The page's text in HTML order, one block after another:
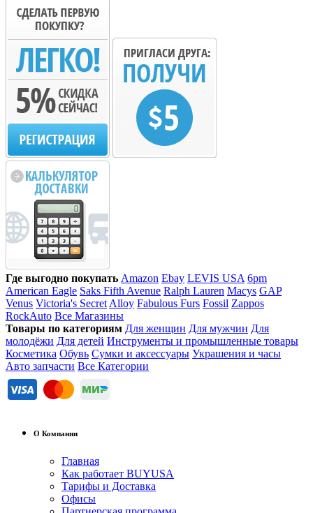
Где выгодно покупать Amazon Ebay LEVIS USA 6pm
American Eagle Saks Fifth Avenue Ralph Lauren Macys GAP
Venus Victoria's Secret Alloy Fabulous Furs Fossil Zappos
RockAuto Все Магазины
Товары по категориям Для женщин Для мужчин Для
молодёжи Для детей Инструменты и промышленные товары
Косметика Обувь Сумки и аксессуары Украшения и часы
Авто запчасти Все Категории
О Компании
Главная
Как работает BUYUSA
Тарифы и Доставка
Офисы